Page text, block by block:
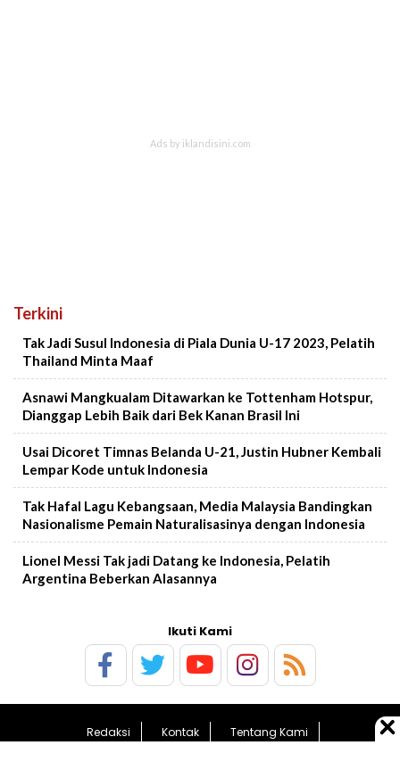
Terkini
Tak Jadi Susul Indonesia di Piala Dunia U-17 2023, Pelatih
Thailand Minta Maaf
Asnawi Mangkualam Ditawarkan ke Tottenham Hotspur,
Dianggap Lebih Baik dari Bek Kanan Brasil Ini
Usai Dicoret Timnas Belanda U-21, Justin Hubner Kembali
Lempar Kode untuk Indonesia
Tak Hafal Lagu Kebangsaan, Media Malaysia Bandingkan
Nasionalisme Pemain Naturalisasinya dengan Indonesia
Lionel Messi Tak jadi Datang ke Indonesia, Pelatih
Argentina Beberkan Alasannya
Ikuti Kami
Redaksi Kontak
Tentang Kami